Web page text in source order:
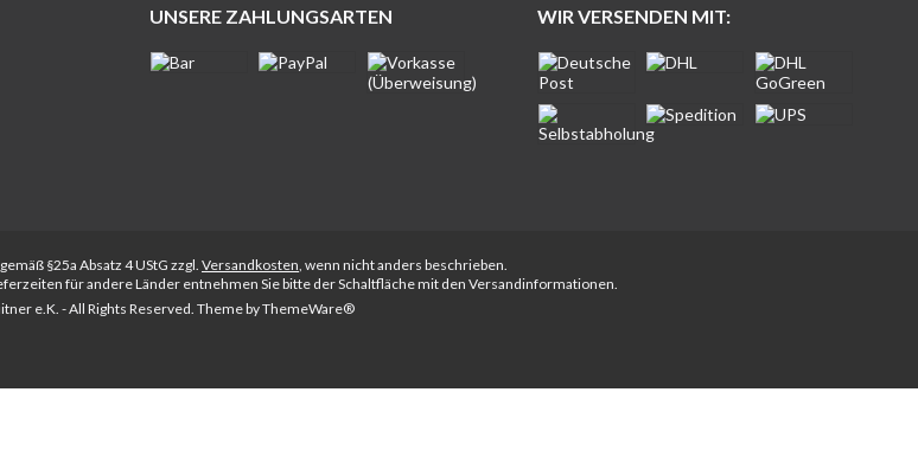
UNSERE ZAHLUNGSARTEN WIR VERSENDEN MIT:
§25a Absatz 4 UStG zzgl. Versandkosten, wenn nicht anders beschrieben.
für andere Länder entnehmen Sie bitte der Schaltfläche mit den Versandinformationen.
e.K. - All Rights Reserved. Theme byThemeWare®